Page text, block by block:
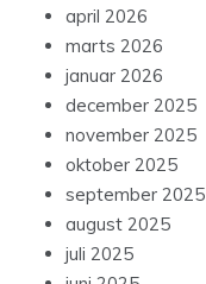
april 2026
marts 2026
januar 2026
december 2025
november 2025
oktober 2025
september 2025
august 2025
juli 2025